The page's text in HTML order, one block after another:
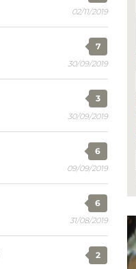
02/11/2019
7
30/09/2019
3
30/09/2019
6
09/09/2019
6
31/08/2019
2